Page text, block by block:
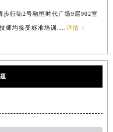
行街2号融恒时代广场9层902室
师均接受标准培训.... 详情 >